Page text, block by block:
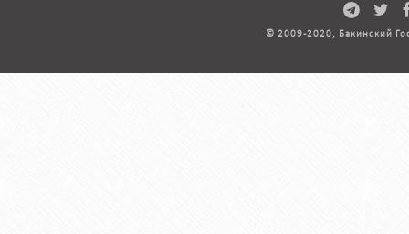
© 2009-2020, Бакинский